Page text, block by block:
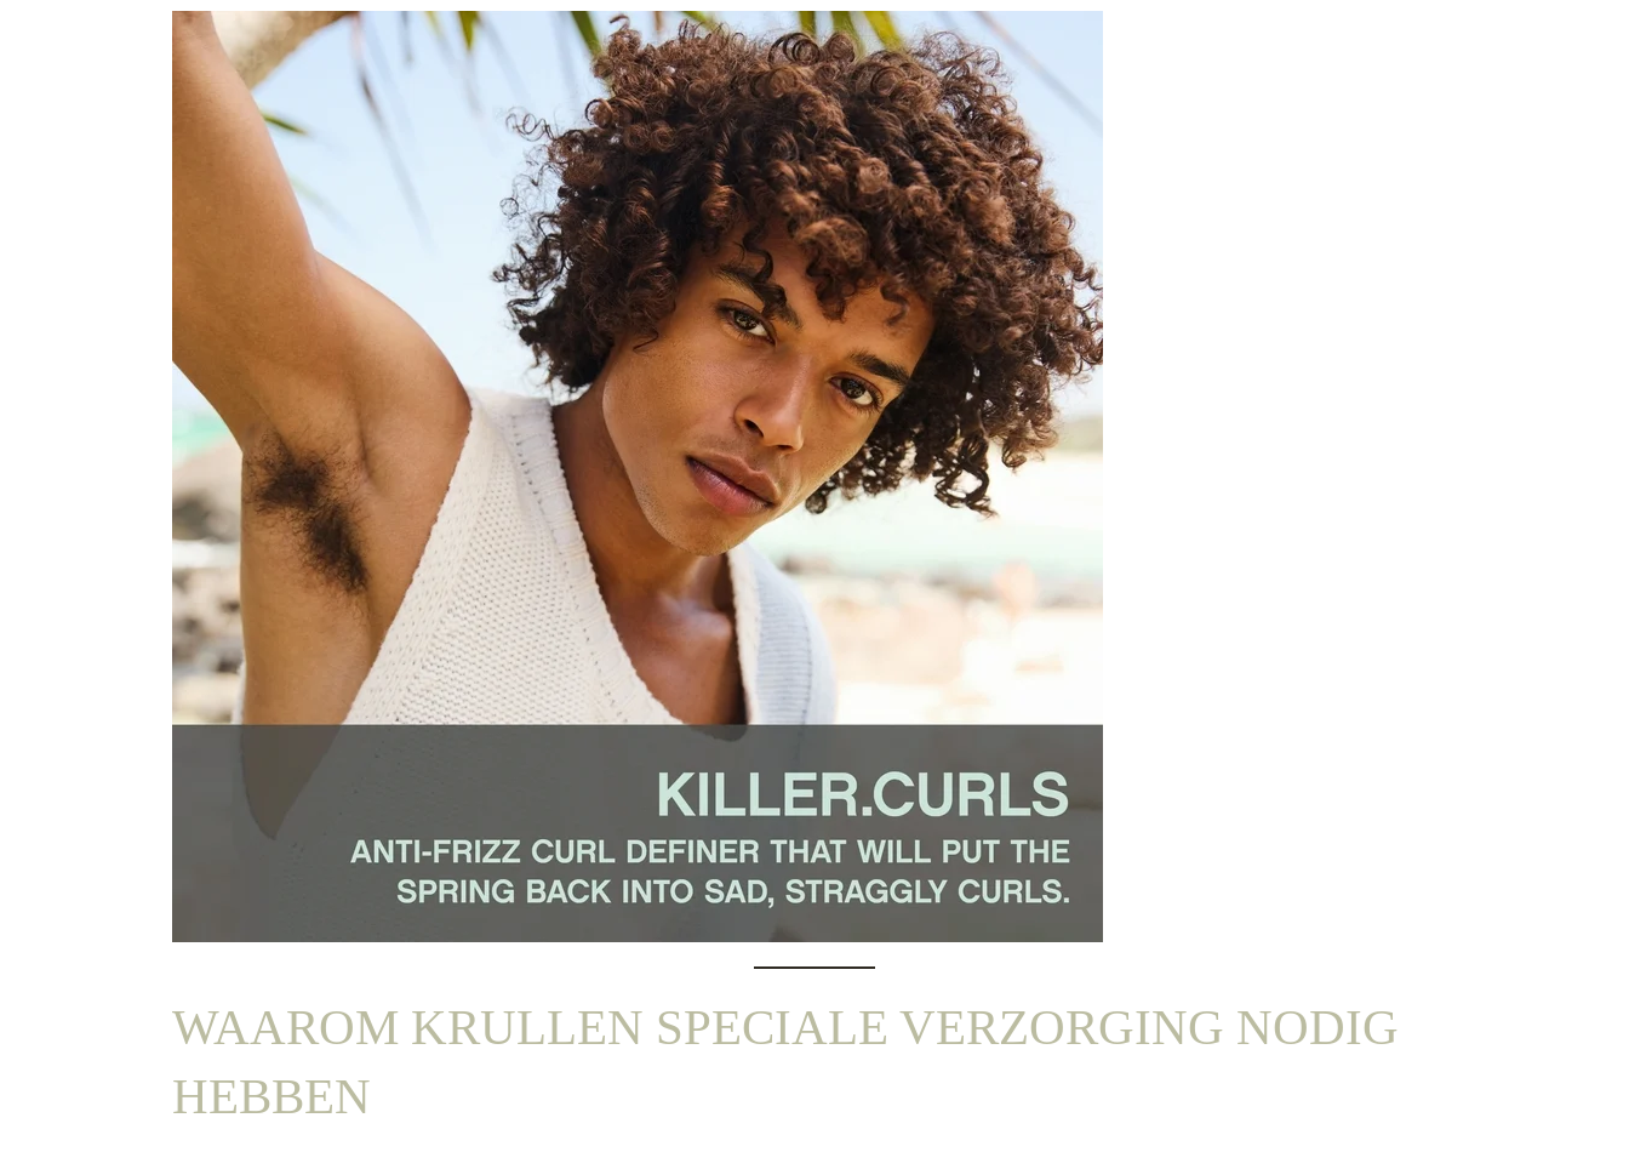
WAAROM KRULLEN SPECIALE VERZORGING NODIG
HEBBEN